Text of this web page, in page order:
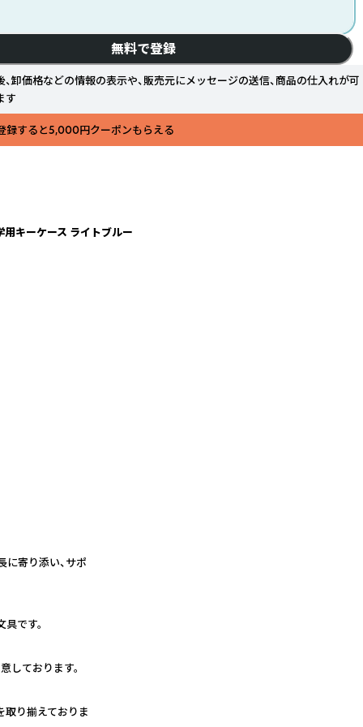
無料で登録
、卸価格などの情報の表示や、販売元にメッセージの送信、商品の仕入れが可
す
登録すると5,000円クーポンもらえる
用キーケース ライトブルー
に寄り添い、サポ
です。
しております。
取り揃えておりま